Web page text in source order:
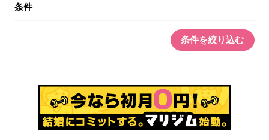
条件
条件を絞り込む